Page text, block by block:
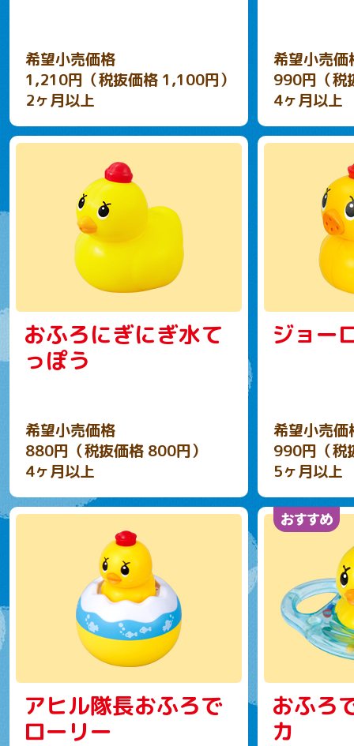
希望小売価格
1,210円（税抜価格 1,100円）
2ヶ月以上
希望小売価
990円（税
4ヶ月以上
おふろにぎにぎ水て
っぽう
希望小売価格
880円（税抜価格 800円）
4ヶ月以上
ジョー
希望小売価
990円（税
5ヶ月以上
アヒル隊長おふろで
ローリー
おふろ
カ